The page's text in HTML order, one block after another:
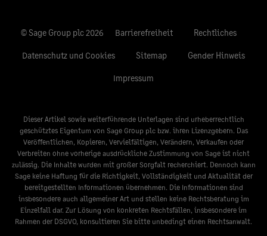
© Sage Group plc 2026 Barrierefreiheit Rechtliches
Datenschutz und Cookies Sitemap Gender Hinweis
Impressum
Dieser Artikel sowie weiterführende Unterlagen sind urheberrechtlich
geschütztes Eigentum von Sage Group plc bzw. ihren Lizenzgebern. Das
Veröffentlichen, Kopieren, Vervielfältigen, Verändern, Verkaufen oder
Verbreiten ohne vorherige ausdrückliche Zustimmung von Sage ist nicht
zulässig. Die Inhalte wurden mit großer Sorgfalt recherchiert. Dennoch kann
Sage keine Haftung für die Richtigkeit, Vollständigkeit und Aktualität der
bereitgestellten Informationen übernehmen. Die Informationen sind
insbesondere auch allgemeiner Art und stellen keine Rechtsberatung im
Einzelfall dar. Zur Lösung von konkreten Rechtsfällen, insbesondere im
Rahmen der DSGVO, konsultieren Sie bitte unbedingt einen Rechtsanwalt.